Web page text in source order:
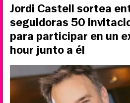
Jordi Castell sortea
seguidoras 50
para participar en un
hour junto a él